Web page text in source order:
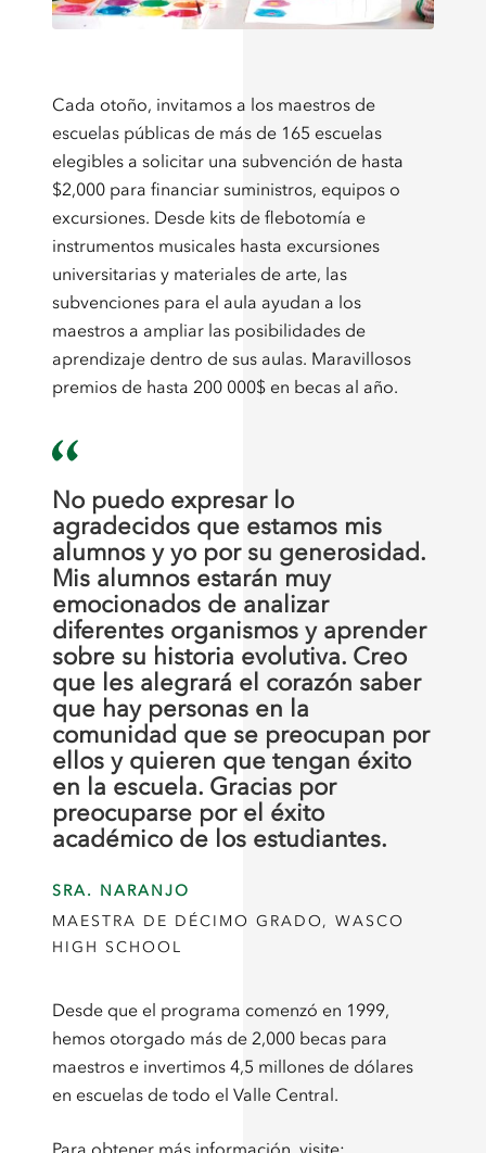
Cada otoño, invitamos a los maestros de
escuelas públicas de más de 165 escuelas
elegibles a solicitar una subvención de hasta
$2,000 para financiar suministros, equipos o
excursiones. Desde kits de flebotomía e
instrumentos musicales hasta excursiones
universitarias y materiales de arte, las
subvenciones para el aula ayudan a los
maestros a ampliar las posibilidades de
aprendizaje dentro de sus aulas. Maravillosos
premios de hasta 200 000$ en becas al año.
No puedo expresar lo
agradecidos que estamos mis
alumnos y yo por su generosidad.
Mis alumnos estarán muy
emocionados de analizar
diferentes organismos y aprender
sobre su historia evolutiva. Creo
que les alegrará el corazón saber
que hay personas en la
comunidad que se preocupan por
ellos y quieren que tengan éxito
en la escuela. Gracias por
preocuparse por el éxito
académico de los estudiantes.
SRA. NARANJO
MAESTRA DE DÉCIMO GRADO, WASCO
HIGH SCHOOL
Desde que el programa comenzó en 1999,
hemos otorgado más de 2,000 becas para
maestros e invertimos 4,5 millones de dólares
en escuelas de todo el Valle Central.
Para obtener más información, visite: